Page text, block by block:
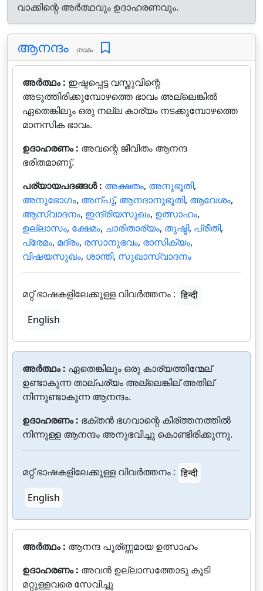
വാക്കിന്റെ അർത്ഥവും ഉദാഹരണവും.
ആനന്ദം നാമം
അർത്ഥം : ഇഷ്ടപ്പെട്ട വസ്തുവിന്റെ
അടുത്തിരിക്കുമ്പോഴത്തെ ഭാവം അല്ലെങ്കില്‍
ഏതെങ്കിലും ഒരു നല്ല കാര്യം നടക്കുമ്പോഴത്തെ
മാനസിക ഭാവം.
ഉദാഹരണം : അവന്റെ ജീവിതം ആനന്ദ
ഭരിതമാണൂ്.
പര്യായപദങ്ങൾ : അക്ഷതം, അനുഭൂതി,
അനുഭോഗം, അന്പു്, ആനദാനുഭൂതി, ആവേശം,
ആസ്വാദനം, ഇന്ദ്രിയസുഖം, ഉത്സാഹം,
ഉല്ലാസം, ക്ഷേമം, ചാരിതാര്യം, തുഷ്ടി, പ്രീതി,
പ്രേമം, മദ്രം, രസാനുഭവം, രാസിക്യം,
വിഷയസുഖം, ശാന്തി, സുഖാസ്വാദനം
മറ്റ് ഭാഷകളിലേക്കുള്ള വിവർത്തനം : हिन्दी
English
അർത്ഥം : ഏതെങ്കിലും ഒരു കാര്യത്തിന്മേല്
ഉണ്ടാകുന്ന താല്പര്യം അല്ലെങ്കില് അതില്
നിന്നുണ്ടാകുന്ന ആനന്ദം.
ഉദാഹരണം : ഭക്തന്‍ ഭഗവാന്റെ കീര്ത്തനത്തില്‍
നിന്നുള്ള ആനന്ദം അനുഭവിച്ചു കൊണ്ടിരിക്കുന്നു.
മറ്റ് ഭാഷകളിലേക്കുള്ള വിവർത്തനം : हिन्दी
English
അർത്ഥം : ആനന്ദ പൂര്ണ്ണമായ ഉത്സാഹം
ഉദാഹരണം : അവന്‍ ഉല്ലാസത്തോടു കൂടി
മറ്റുള്ളവരെ സേവിച്ചു